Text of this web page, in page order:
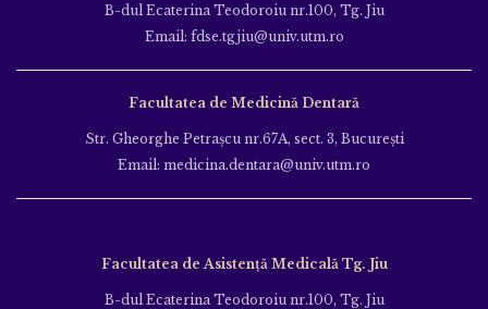
B-dul Ecaterina Teodoroiu nr.100, Tg. Jiu
Email: fdse.tgjiu@univ.utm.ro
Facultatea de Medicină Dentară
Str. Gheorghe Petraşcu nr.67A, sect. 3, Bucureşti
Email: medicina.dentara@univ.utm.ro
Facultatea de Asistență Medicală Tg. Jiu
B-dul Ecaterina Teodoroiu nr.100, Tg. Jiu